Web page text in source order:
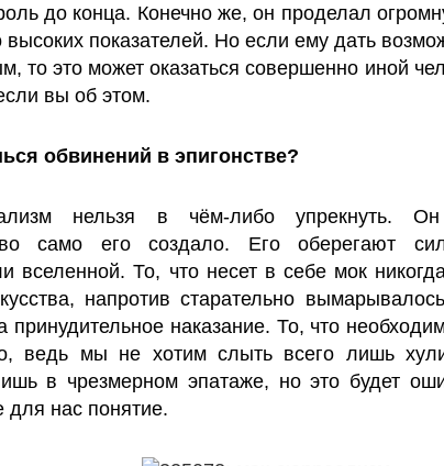
до конца. Конечно же, он проделал
высоких показателей. Но если ему дать
то это может оказаться совершенно иной
вы об этом.
обвинений в эпигонстве?
нельзя в чём-либо упрекнуть.
само его создало. Его оберегают
вселенной. То, что несет в себе мок
напротив старательно
принудительное наказание. То, что
ведь мы не хотим слыть всего лишь
в чрезмерном эпатаже, но это будет
для нас понятие.